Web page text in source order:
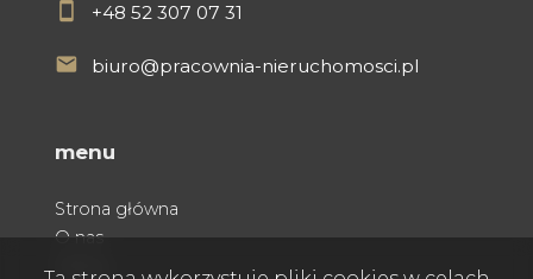
+48 52 307 07 31
biuro@pracownia-nieruchomosci.pl
menu
Strona główna
O nas